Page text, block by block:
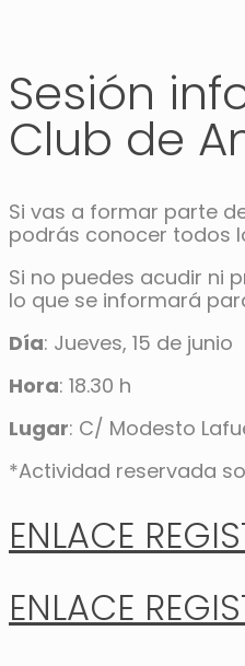
Sesión
Club de
Si vas a formar parte
podrás conocer todos
Si no puedes acudir ni
lo que se informará
Día: Jueves, 15 de junio
Hora: 18.30 h
Lugar: C/ Modesto
*Actividad reservada
ENLACE
ENLACE